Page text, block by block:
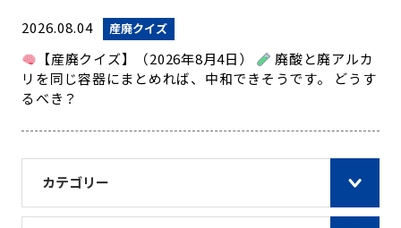
カテゴリー
2026.08.04 産廃クイズ
【産廃クイズ】（2026年8月4日）
廃酸と廃アルカ
リを同じ容器にまとめれば、中和できそうです。 どうす
るべき？